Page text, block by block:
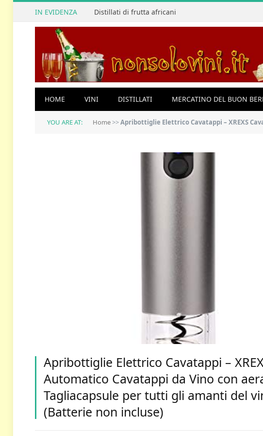
IN EVIDENZA Distillati di frutta africani
HOME VINI DISTILLATI MERCATINO DEL BUON
YOU ARE AT: Home>>Apribottiglie Elettrico Cavatappi – XREXS Cavatappi
Apribottiglie Elettrico Cavatappi –
Automatico Cavatappi da Vino con
Tagliacapsule per tutti gli amanti del
(Batterie non incluse)